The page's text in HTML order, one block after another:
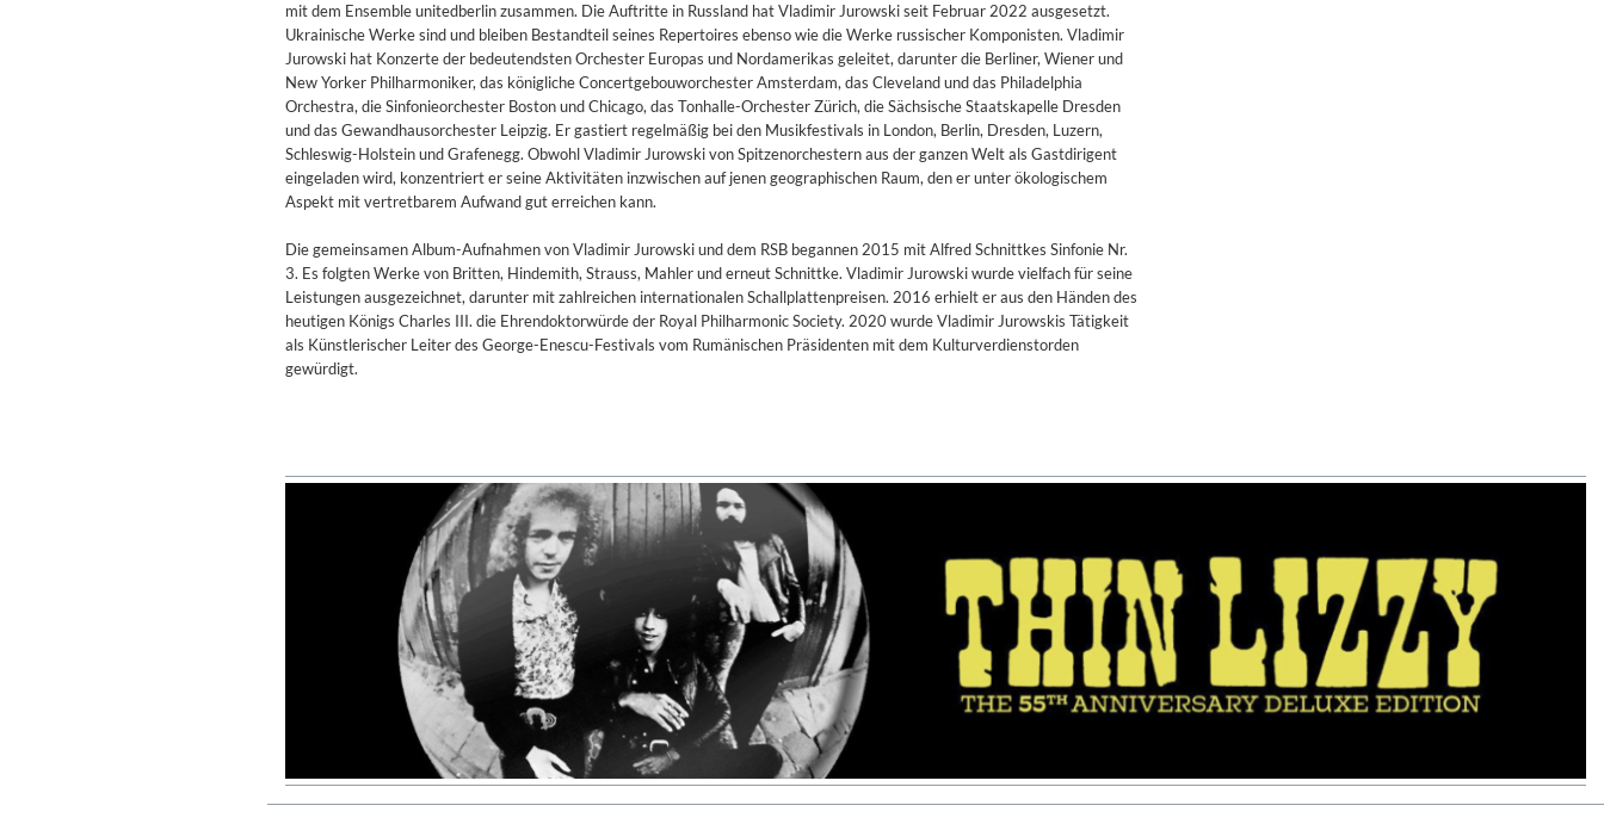
Haydn: String Quartets, Vol. 22
Leipziger Streichquartett
Genre:Classical
Genre:Electronic
mit dem Ensemble unitedberlin zusammen. Die Auftritte in Russland hat Vladimir Jurowski seit Februar 2022 ausgesetzt.
Ukrainische Werke sind und bleiben Bestandteil seines Repertoires ebenso wie die Werke russischer Komponisten. Vladimir
Jurowski hat Konzerte der bedeutendsten Orchester Europas und Nordamerikas geleitet, darunter die Berliner, Wiener und
New Yorker Philharmoniker, das königliche Concertgebouworchester Amsterdam, das Cleveland und das Philadelphia
Orchestra, die Sinfonieorchester Boston und Chicago, das Tonhalle-Orchester Zürich, die Sächsische Staatskapelle Dresden
und das Gewandhausorchester Leipzig. Er gastiert regelmäßig bei den Musikfestivals in London, Berlin, Dresden, Luzern,
Schleswig-Holstein und Grafenegg. Obwohl Vladimir Jurowski von Spitzenorchestern aus der ganzen Welt als Gastdirigent
eingeladen wird, konzentriert er seine Aktivitäten inzwischen auf jenen geographischen Raum, den er unter ökologischem
Aspekt mit vertretbarem Aufwand gut erreichen kann.
Die gemeinsamen Album-Aufnahmen von Vladimir Jurowski und dem RSB begannen 2015 mit Alfred Schnittkes Sinfonie Nr.
3. Es folgten Werke von Britten, Hindemith, Strauss, Mahler und erneut Schnittke. Vladimir Jurowski wurde vielfach für seine
Leistungen ausgezeichnet, darunter mit zahlreichen internationalen Schallplattenpreisen. 2016 erhielt er aus den Händen des
heutigen Königs Charles III. die Ehrendoktorwürde der Royal Philharmonic Society. 2020 wurde Vladimir Jurowskis Tätigkeit
als Künstlerischer Leiter des George-Enescu-Festivals vom Rumänischen Präsidenten mit dem Kulturverdienstorden
gewürdigt.